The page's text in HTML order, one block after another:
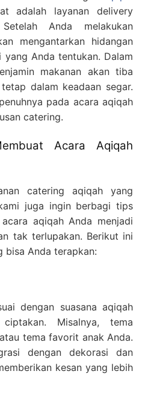
adalah layanan delivery
Anda melakukan
mengantarkan hidangan
Anda tentukan. Dalam
makanan akan tiba
dalam keadaan segar.
pada acara aqiqah
catering.
Acara Aqiqah
catering aqiqah yang
juga ingin berbagi tips
aqiqah Anda menjadi
tak terlupakan. Berikut ini
bisa Anda terapkan:
dengan suasana aqiqah
Misalnya, tema
tema favorit anak Anda.
dengan dekorasi dan
kesan yang lebih